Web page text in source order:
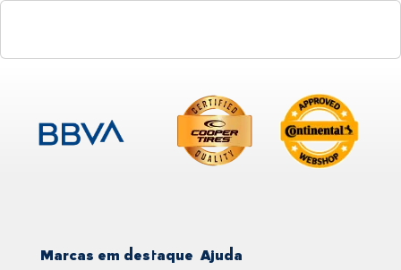
Marcas em destaque Ajuda